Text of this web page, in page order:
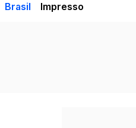
Brasil Impresso